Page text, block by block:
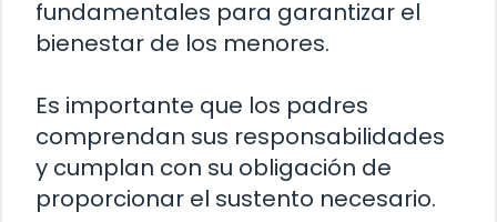
fundamentales para garantizar el
bienestar de los menores.
Es importante que los padres
comprendan sus responsabilidades
y cumplan con su obligación de
proporcionar el sustento necesario.